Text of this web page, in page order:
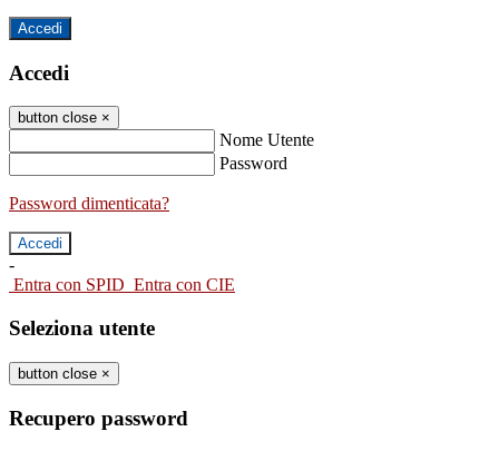
Accedi
Accedi
button close ×
Nome Utente
Password
Password dimenticata?
-
Entra con SPID Entra con CIE
Seleziona utente
button close ×
Recupero password